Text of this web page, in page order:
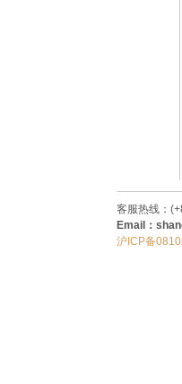
客服热线：
Email：
沪ICP备